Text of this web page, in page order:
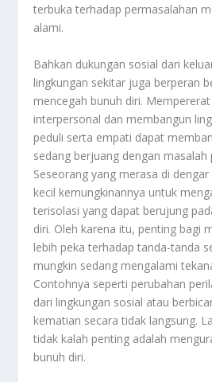
terbuka terhadap permasalahan
alami.
Bahkan dukungan sosial dari
lingkungan sekitar juga berperan
mencegah bunuh diri.
interpersonal dan membangun
peduli serta empati dapat
sedang berjuang dengan masalah
Seseorang yang merasa di
kecil kemungkinannya untuk
terisolasi yang dapat berujung
diri. Oleh karena itu, penting bagi
lebih peka terhadap tanda-tanda
mungkin sedang mengalami
Contohnya seperti perubahan
dari lingkungan sosial atau
kematian secara tidak langsung.
tidak kalah penting adalah
bunuh diri.